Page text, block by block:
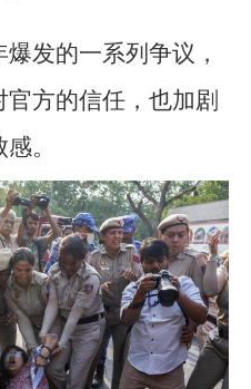
发的一系列争议，
方的信任，也加剧
。